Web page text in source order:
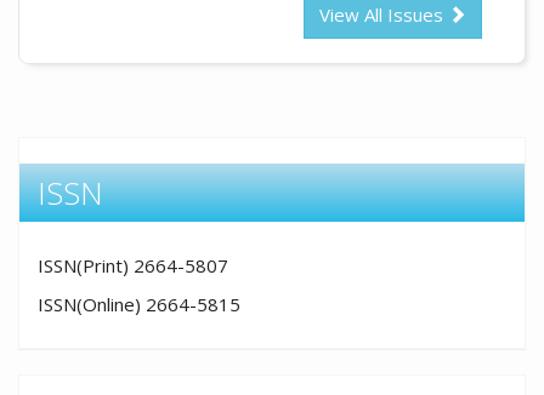
View All Issues
ISSN
ISSN(Print) 2664-5807
ISSN(Online) 2664-5815